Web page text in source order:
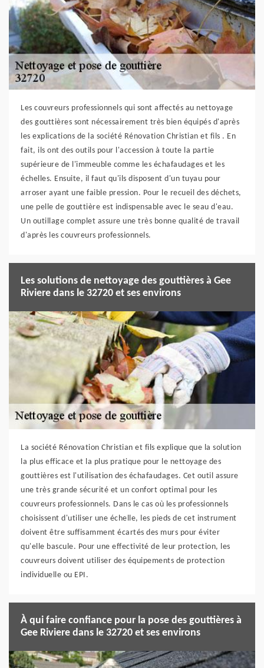
Les couvreurs professionnels qui sont affectés au nettoyage
des gouttières sont nécessairement très bien équipés d'après
les explications de la société Rénovation Christian et fils . En
fait, ils ont des outils pour l'accession à toute la partie
supérieure de l'immeuble comme les échafaudages et les
échelles. Ensuite, il faut qu'ils disposent d'un tuyau pour
arroser ayant une faible pression. Pour le recueil des déchets,
une pelle de gouttière est indispensable avec le seau d'eau.
Un outillage complet assure une très bonne qualité de travail
d'après les couvreurs professionnels.
Les solutions de nettoyage des gouttières à Gee
Riviere dans le 32720 et ses environs
La société Rénovation Christian et fils explique que la solution
la plus efficace et la plus pratique pour le nettoyage des
gouttières est l'utilisation des échafaudages. Cet outil assure
une très grande sécurité et un confort optimal pour les
couvreurs professionnels. Dans le cas où les professionnels
choisissent d'utiliser une échelle, les pieds de cet instrument
doivent être suffisamment écartés des murs pour éviter
qu'elle bascule. Pour une effectivité de leur protection, les
couvreurs doivent utiliser des équipements de protection
individuelle ou EPI.
À qui faire confiance pour la pose des gouttières à
Gee Riviere dans le 32720 et ses environs